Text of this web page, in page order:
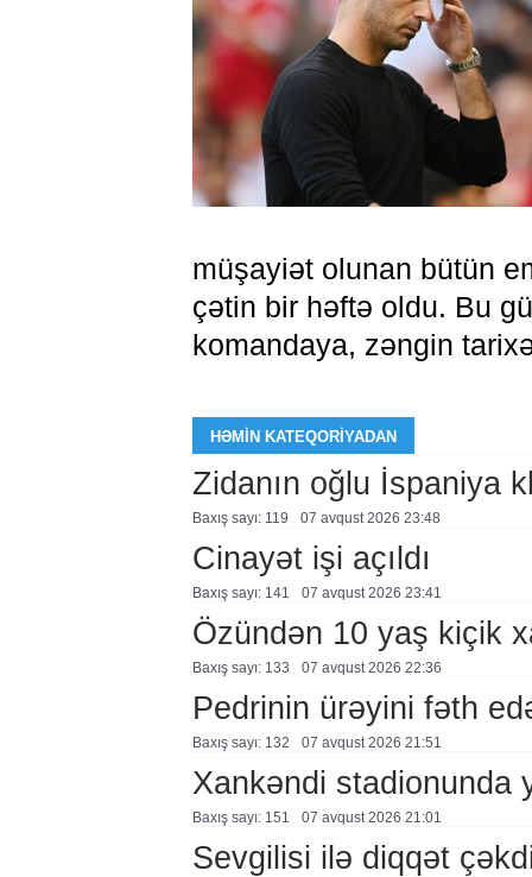
müşayiət olunan bütün
çətin bir həftə oldu. Bu
komandaya, zəngin
HƏMIN KATEQORIYADAN
Zidanın oğlu İspaniya
Baxış sayı: 119 07 avqust 2026 23:48
Cinayət işi açıldı
Baxış sayı: 141 07 avqust 2026 23:41
Özündən 10 yaş kiçik
Baxış sayı: 133 07 avqust 2026 22:36
Pedrinin ürəyini fəth
Baxış sayı: 132 07 avqust 2026 21:51
Xankəndi stadionunda
Baxış sayı: 151 07 avqust 2026 21:01
Sevgilisi ilə diqqət